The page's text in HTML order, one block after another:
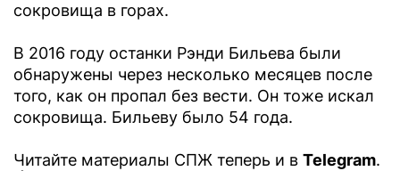
сокровища в горах.
В 2016 году останки Рэнди Бильева были
обнаружены через несколько месяцев после
того, как он пропал без вести. Он тоже искал
сокровища. Бильеву было 54 года.
Читайте материалы СПЖ теперь и в Telegram.